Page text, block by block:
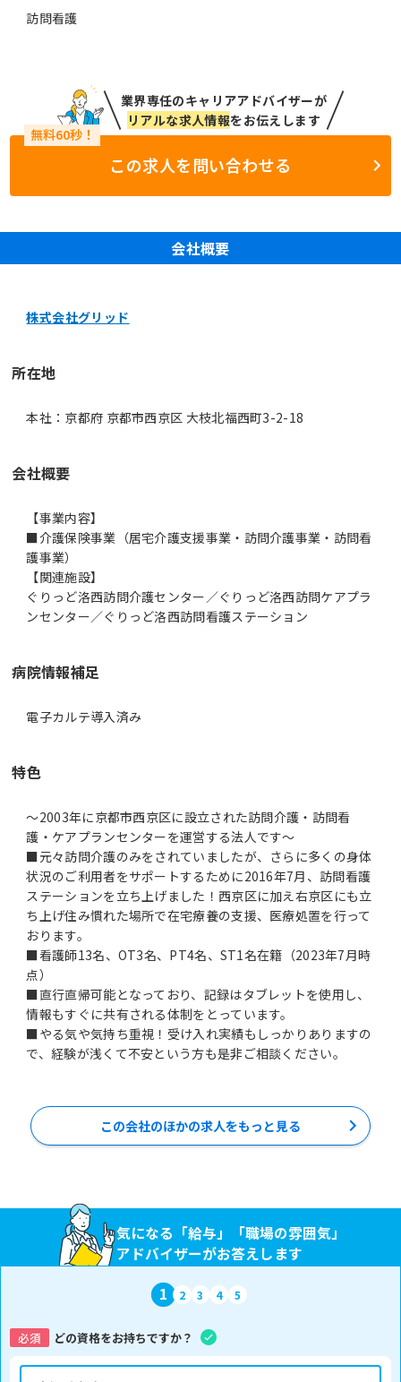
訪問看護
業界専任のキャリアアドバイザーが
リアルな求人情報をお伝えします
この求人を問い合わせる
会社概要
株式会社グリッド
所在地
本社：京都府 京都市西京区 大枝北福西町3-2-18
会社概要
【事業内容】
■介護保険事業（居宅介護支援事業・訪問介護事業・訪問看
護事業）
【関連施設】
ぐりっど洛西訪問介護センター／ぐりっど洛西訪問ケアプラ
ンセンター／ぐりっど洛西訪問看護ステーション
病院情報補足
電子カルテ導入済み
特色
～2003年に京都市西京区に設立された訪問介護・訪問看
護・ケアプランセンターを運営する法人です～
■元々訪問介護のみをされていましたが、さらに多くの身体
状況のご利用者をサポートするために2016年7月、訪問看護
ステーションを立ち上げました！西京区に加え右京区にも立
ち上げ住み慣れた場所で在宅療養の支援、医療処置を行って
おります。
■看護師13名、OT3名、PT4名、ST1名在籍（2023年7月時
点）
■直行直帰可能となっており、記録はタブレットを使用し、
情報もすぐに共有される体制をとっています。
■やる気や気持ち重視！受け入れ実績もしっかりありますの
この会社のほかの求人をもっと見る
気になる「給与」「職場の雰囲気」
アドバイザーがお答えします
1 2 3 4 5
必須 どの資格をお持ちですか？